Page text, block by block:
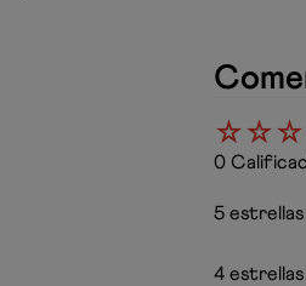
☆☆☆
0
5 estrellas
4 estrellas